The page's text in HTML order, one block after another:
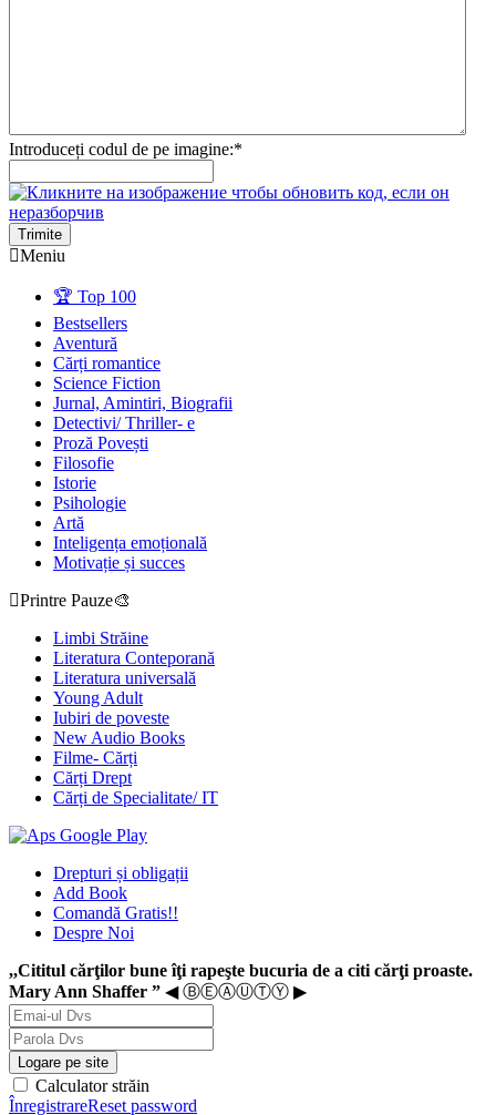
Introduceți codul de pe imagine:*
Trimite
Meniu
🏆 Top 100
Bestsellers
Aventură
Cărți romantice
Science Fiction
Jurnal, Amintiri, Biografii
Detectivi/ Thriller- e
Proză Povești
Filosofie
Istorie
Psihologie
Artă
Inteligența emoțională
Motivație și succes
Printre Pauze🎨
Limbi Străine
Literatura Conteporană
Literatura universală
Young Adult
Iubiri de poveste
New Audio Books
Filme- Cărți
Cărți Drept
Cărți de Specialitate/ IT
Drepturi și obligații
Add Book
Comandă Gratis!!
Despre Noi
,,Cititul cărţilor bune îţi rapeşte bucuria de a citi cărţi proaste.
Mary Ann Shaffer ” ◀ ⒷⒺⒶⓊⓉⓎ ▶
Logare pe site
Calculator străin
ÎnregistrareReset password